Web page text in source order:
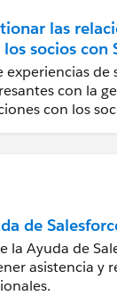
las
socios con
PRM
experiencias de
con la
con los
de
la Ayuda de
asistencia y